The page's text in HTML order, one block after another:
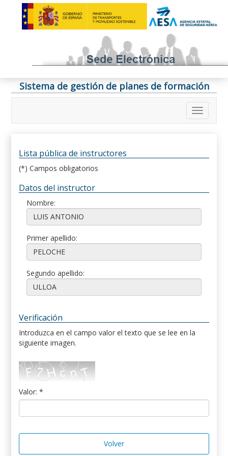
Sistema de gestión de planes de formación
Lista pública de instructores
(*) Campos obligatorios
Datos del instructor
Nombre:
Primer apellido:
Segundo apellido:
Verificación
Introduzca en el campo valor el texto que se lee en la
siguiente imagen.
Valor: *
Volver